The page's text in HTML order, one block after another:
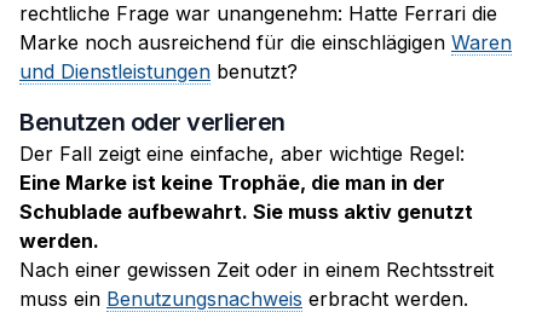
rechtliche Frage war unangenehm: Hatte Ferrari die
Marke noch ausreichend für die einschlägigen Waren
und Dienstleistungen benutzt?
Benutzen oder verlieren
Der Fall zeigt eine einfache, aber wichtige Regel:
Eine Marke ist keine Trophäe, die man in der
Schublade aufbewahrt. Sie muss aktiv genutzt
werden.
Nach einer gewissen Zeit oder in einem Rechtsstreit
muss ein Benutzungsnachweis erbracht werden.